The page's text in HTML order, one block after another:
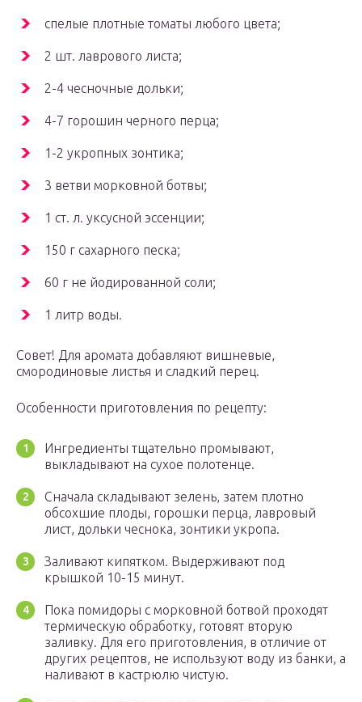
спелые плотные томаты любого цвета;
2 шт. лаврового листа;
2-4 чесночные дольки;
4-7 горошин черного перца;
1-2 укропных зонтика;
3 ветви морковной ботвы;
1 ст. л. уксусной эссенции;
150 г сахарного песка;
60 г не йодированной соли;
1 литр воды.
Совет! Для аромата добавляют вишневые,
смородиновые листья и сладкий перец.
Особенности приготовления по рецепту:
Ингредиенты тщательно промывают,
выкладывают на сухое полотенце.
Сначала складывают зелень, затем плотно
обсохшие плоды, горошки перца, лавровый
лист, дольки чеснока, зонтики укропа.
Заливают кипятком. Выдерживают под
крышкой 10-15 минут.
Пока помидоры с морковной ботвой проходят
термическую обработку, готовят вторую
заливку. Для его приготовления, в отличие от
других рецептов, не используют воду из банки, а
наливают в кастрюлю чистую.